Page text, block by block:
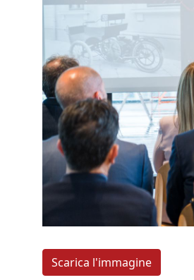
Scarica l'immagine